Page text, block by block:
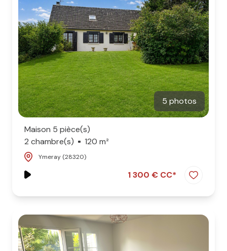
5 photos
Maison 5 pièce(s)
2 chambre(s)
120 m²
Ymeray (28320)
1 300 € CC*